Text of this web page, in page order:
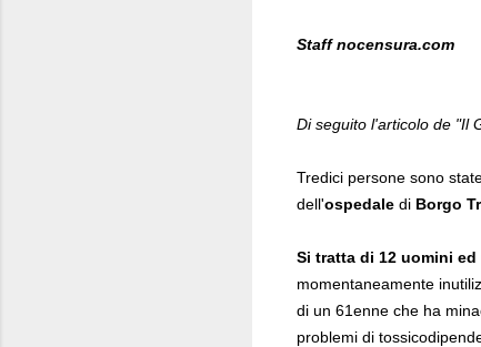
Staff nocensura.com
Di seguito l'articolo de "Il
Tredici persone sono
dell'ospedale di Borgo
Si tratta di 12 uomini
momentaneamente
di un 61enne che ha
problemi di